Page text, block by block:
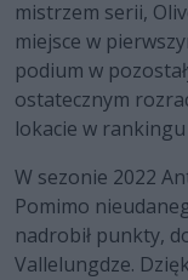
mistrzem serii,
miejsce w
podium w
ostatecznym
lokacie w
W sezonie 2022
Pomimo
nadrobił punkty,
Vallelungdze.